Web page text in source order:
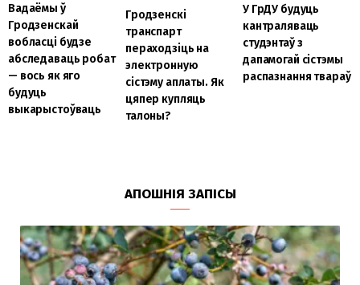
Вадаёмы ў
Гродзенскай
вобласці будзе
абследаваць робат
— вось як яго
будуць
выкарыстоўваць
Гродзенскі
транспарт
пераходзіць на
электронную
сістэму аплаты. Як
цяпер купляць
талоны?
У ГрДУ будуць
кантраляваць
студэнтаў з
дапамогай сістэмы
распазнання твараў
АПОШНІЯ ЗАПІСЫ